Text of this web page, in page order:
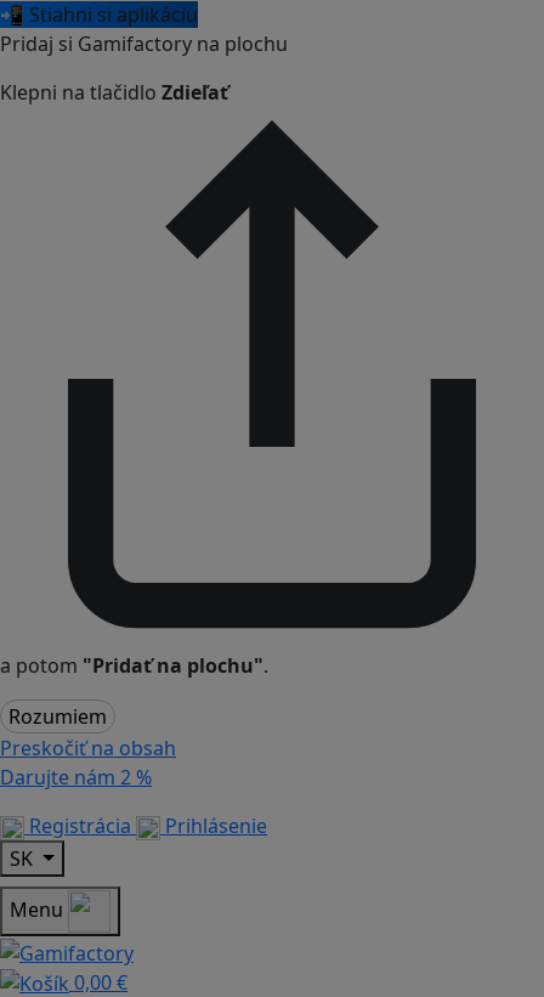
📲 Stiahni si aplikáciu
Pridaj si Gamifactory na plochu
Klepni na tlačidlo Zdieľať
a potom "Pridať na plochu".
Rozumiem
Preskočiť na obsah
Darujte nám 2 %
Registrácia
Prihlásenie
SK
Menu
0,00 €